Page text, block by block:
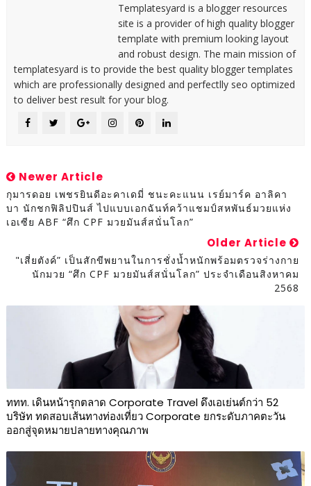
Templatesyard is a blogger resources
site is a provider of high quality blogger
template with premium looking layout
and robust design. The main mission of
templatesyard is to provide the best quality blogger templates
which are professionally designed and perfectlly seo optimized
to deliver best result for your blog.
Newer Article
กุมารดอย เพชรยินดีอะคาเดมี่ ชนะคะแนน เรย์มาร์ค อาลิคา
บา นักชกฟิลิปปินส์ ไปแบบเอกฉันท์คว้าแชมป์สหพันธ์มวยแห่ง
เอเซีย ABF “ศึก CPF มวยมันส์สนั่นโลก”
Older Article
"เสี่ยตังค์” เป็นสักขีพยานในการชั่งน้ำหนักพร้อมตรวจร่างกาย
นักมวย “ศึก CPF มวยมันส์สนั่นโลก” ประจำเดือนสิงหาคม
2568
ททท. เดินหน้ารุกตลาด Corporate Travel ดึงเอเย่นต์กว่า 52
บริษัท ทดสอบเส้นทางท่องเที่ยว Corporate ยกระดับภาคตะวัน
ออกสู่จุดหมายปลายทางคุณภาพ